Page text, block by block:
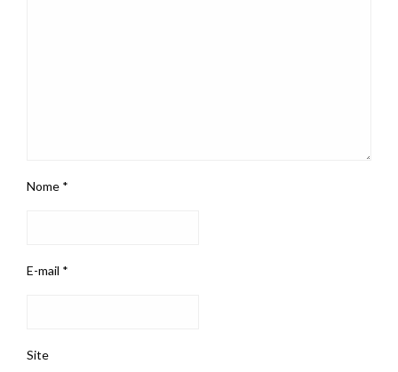
Nome *
E-mail *
Site